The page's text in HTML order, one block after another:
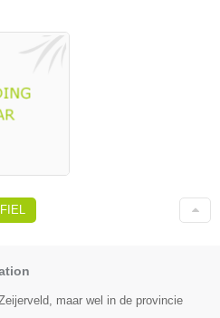
maar wel in de provincie